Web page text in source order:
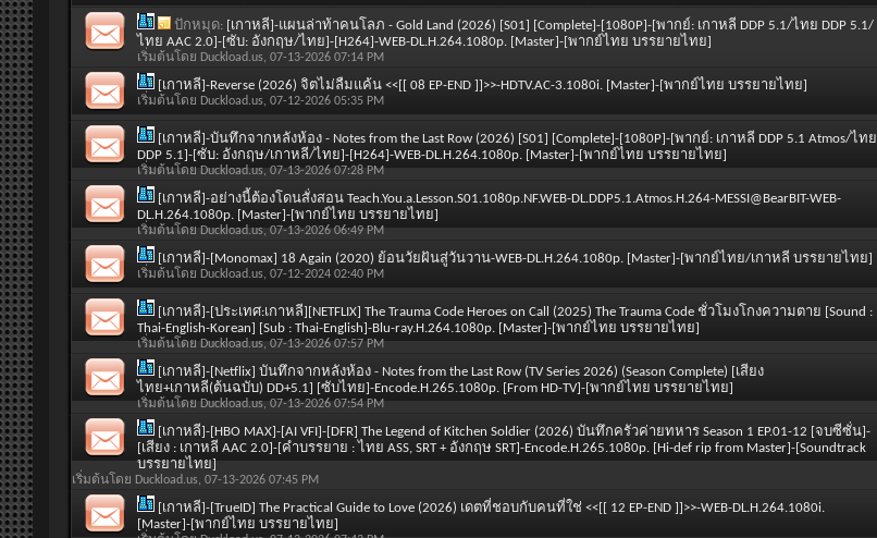
ปักหมุด: [เกาหลี]-แผนล่าท้าคนโลภ - Gold Land (2026) [S01] [Complete]-[1080P]-[พากย์: เกาหลี DDP 5.1/ไทย DDP 5.1/
ไทย AAC 2.0]-[ซับ: อังกฤษ/ไทย]-[H264]-WEB-DL.H.264.1080p. [Master]-[พากย์ไทย บรรยายไทย]
เริ่มต้นโดย Duckload.us, 07-13-2026 07:14 PM
[เกาหลี]-Reverse (2026) จิตไม่ลืมแค้น <<[[ 08 EP-END ]]>>-HDTV.AC-3.1080i. [Master]-[พากย์ไทย บรรยายไทย]
เริ่มต้นโดย Duckload.us, 07-12-2026 05:35 PM
[เกาหลี]-บันทึกจากหลังห้อง - Notes from the Last Row (2026) [S01] [Complete]-[1080P]-[พากย์: เกาหลี DDP 5.1 Atmos/ไทย
DDP 5.1]-[ซับ: อังกฤษ/เกาหลี/ไทย]-[H264]-WEB-DL.H.264.1080p. [Master]-[พากย์ไทย บรรยายไทย]
เริ่มต้นโดย Duckload.us, 07-13-2026 07:28 PM
[เกาหลี]-อย่างนี้ต้องโดนสั่งสอน Teach.You.a.Lesson.S01.1080p.NF.WEB-DL.DDP5.1.Atmos.H.264-MESSI@BearBIT-WEB-
DL.H.264.1080p. [Master]-[พากย์ไทย บรรยายไทย]
เริ่มต้นโดย Duckload.us, 07-13-2026 06:49 PM
[เกาหลี]-[Monomax] 18 Again (2020) ย้อนวัยฝันสู่วันวาน-WEB-DL.H.264.1080p. [Master]-[พากย์ไทย/เกาหลี บรรยายไทย]
เริ่มต้นโดย Duckload.us, 07-12-2024 02:40 PM
[เกาหลี]-[ประเทศ:เกาหลี][NETFLIX] The Trauma Code Heroes on Call (2025) The Trauma Code ชั่วโมงโกงความตาย [Sound :
Thai-English-Korean] [Sub : Thai-English]-Blu-ray.H.264.1080p. [Master]-[พากย์ไทย บรรยายไทย]
เริ่มต้นโดย Duckload.us, 07-13-2026 07:57 PM
[เกาหลี]-[Netflix] บันทึกจากหลังห้อง - Notes from the Last Row (TV Series 2026) (Season Complete) [เสียง
ไทย+เกาหลี(ต้นฉบับ) DD+5.1] [ซับไทย]-Encode.H.265.1080p. [From HD-TV]-[พากย์ไทย บรรยายไทย]
เริ่มต้นโดย Duckload.us, 07-13-2026 07:54 PM
[เกาหลี]-[HBO MAX]-[AI VFI]-[DFR] The Legend of Kitchen Soldier (2026) บันทึกครัวค่ายทหาร Season 1 EP.01-12 [จบซีซั่น]-
[เสียง : เกาหลี AAC 2.0]-[คำบรรยาย : ไทย ASS, SRT + อังกฤษ SRT]-Encode.H.265.1080p. [Hi-def rip from Master]-[Soundtrack
บรรยายไทย]
เริ่มต้นโดย Duckload.us, 07-13-2026 07:45 PM
[เกาหลี]-[TrueID] The Practical Guide to Love (2026) เดตที่ชอบกับคนที่ใช่ <<[[ 12 EP-END ]]>>-WEB-DL.H.264.1080i.
[Master]-[พากย์ไทย บรรยายไทย]